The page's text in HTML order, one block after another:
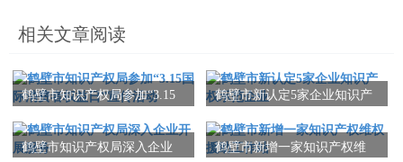
相关文章阅读
鹤壁市知识产权局参加“3.15
鹤壁市新认定5家企业知识产
鹤壁市知识产权局深入企业
鹤壁市新增一家知识产权维